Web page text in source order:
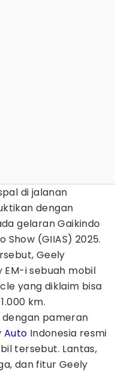
di jalanan
dengan
gelaran Gaikindo
(GIIAS) 2025.
Geely
i sebuah mobil
yang diklaim bisa
km.
pameran
Auto Indonesia resmi
tersebut. Lantas,
dan fitur Geely